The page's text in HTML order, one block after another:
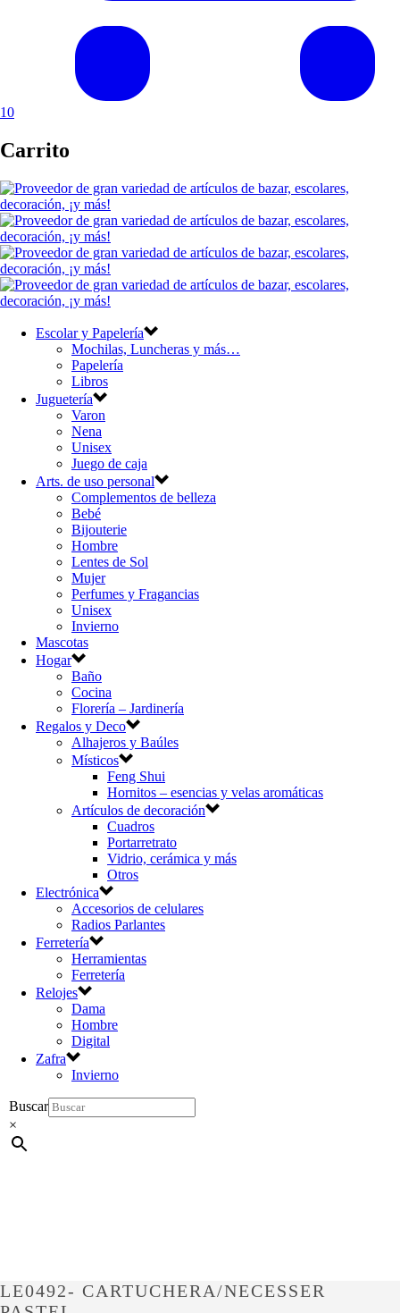
10
Carrito
Escolar y Papelería
Mochilas, Luncheras y más…
Papelería
Libros
Juguetería
Varon
Nena
Unisex
Juego de caja
Arts. de uso personal
Complementos de belleza
Bebé
Bijouterie
Hombre
Lentes de Sol
Mujer
Perfumes y Fragancias
Unisex
Invierno
Mascotas
Hogar
Baño
Cocina
Florería – Jardinería
Regalos y Deco
Alhajeros y Baúles
Místicos
Feng Shui
Hornitos – esencias y velas aromáticas
Artículos de decoración
Cuadros
Portarretrato
Vidrio, cerámica y más
Otros
Electrónica
Accesorios de celulares
Radios Parlantes
Ferretería
Herramientas
Ferretería
Relojes
Dama
Hombre
Digital
Zafra
Invierno
Buscar
×
LE0492- CARTUCHERA/NECESSER